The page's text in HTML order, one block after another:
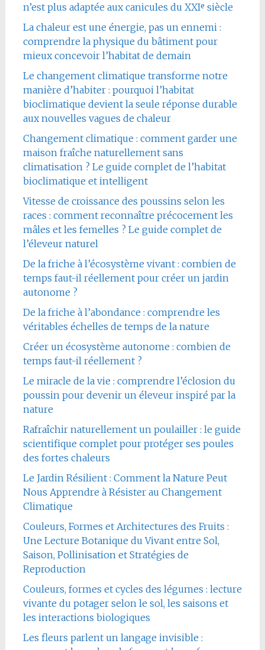
n’est plus adaptée aux canicules du XXIᵉ siècle
La chaleur est une énergie, pas un ennemi :
comprendre la physique du bâtiment pour
mieux concevoir l’habitat de demain
Le changement climatique transforme notre
manière d’habiter : pourquoi l’habitat
bioclimatique devient la seule réponse durable
aux nouvelles vagues de chaleur
Changement climatique : comment garder une
maison fraîche naturellement sans
climatisation ? Le guide complet de l’habitat
bioclimatique et intelligent
Vitesse de croissance des poussins selon les
races : comment reconnaître précocement les
mâles et les femelles ? Le guide complet de
l’éleveur naturel
De la friche à l’écosystème vivant : combien de
temps faut-il réellement pour créer un jardin
autonome ?
De la friche à l’abondance : comprendre les
véritables échelles de temps de la nature
Créer un écosystème autonome : combien de
temps faut-il réellement ?
Le miracle de la vie : comprendre l’éclosion du
poussin pour devenir un éleveur inspiré par la
nature
Rafraîchir naturellement un poulailler : le guide
scientifique complet pour protéger ses poules
des fortes chaleurs
Le Jardin Résilient : Comment la Nature Peut
Nous Apprendre à Résister au Changement
Climatique
Couleurs, Formes et Architectures des Fruits :
Une Lecture Botanique du Vivant entre Sol,
Saison, Pollinisation et Stratégies de
Reproduction
Couleurs, formes et cycles des légumes : lecture
vivante du potager selon le sol, les saisons et
les interactions biologiques
Les fleurs parlent un langage invisible :